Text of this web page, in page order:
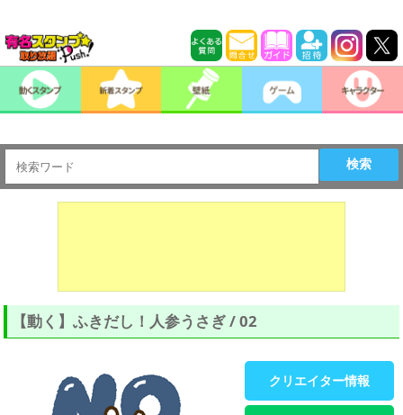
検索
【動く】ふきだし！人参うさぎ / 02
クリエイター情報